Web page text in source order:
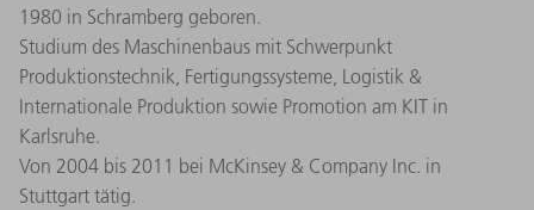
1980 in Schramberg geboren.
Studium des Maschinenbaus mit Schwerpunkt
Produktionstechnik, Fertigungssysteme, Logistik &
Internationale Produktion sowie Promotion am KIT in
Karlsruhe.
Von 2004 bis 2011 bei McKinsey & Company Inc. in
Stuttgart tätig.